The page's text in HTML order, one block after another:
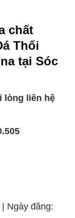
chất
Thối
tại Sóc
lòng liên hệ
Ngày đăng: